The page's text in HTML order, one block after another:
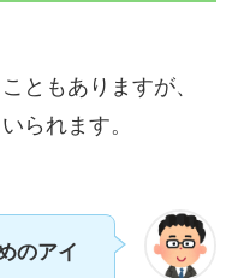
ともありますが、
られます。
のアイ